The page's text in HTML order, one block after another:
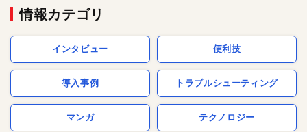
情報カテゴリ
インタビュー 便利技
導入事例 トラブルシューティング
マンガ テクノロジー